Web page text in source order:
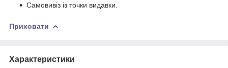
Самовивіз із точки видавки.
Приховати
Характеристики